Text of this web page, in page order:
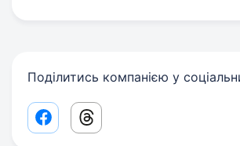
Поділитись компанією у
Facebook share link
Threads share link